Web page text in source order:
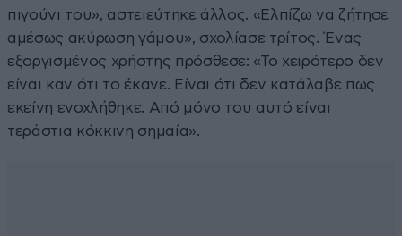
πιγούνι του», αστειεύτηκε άλλος. «Ελπίζω να ζήτησε
αμέσως ακύρωση γάμου», σχολίασε τρίτος. Ένας
εξοργισμένος χρήστης πρόσθεσε: «Το χειρότερο δεν
είναι καν ότι το έκανε. Είναι ότι δεν κατάλαβε πως
εκείνη ενοχλήθηκε. Από μόνο του αυτό είναι
τεράστια κόκκινη σημαία».